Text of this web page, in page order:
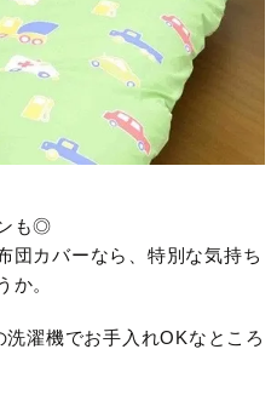
も◎
団カバーなら、特別な気持ち
か。
濯機でお手入れOKなところ